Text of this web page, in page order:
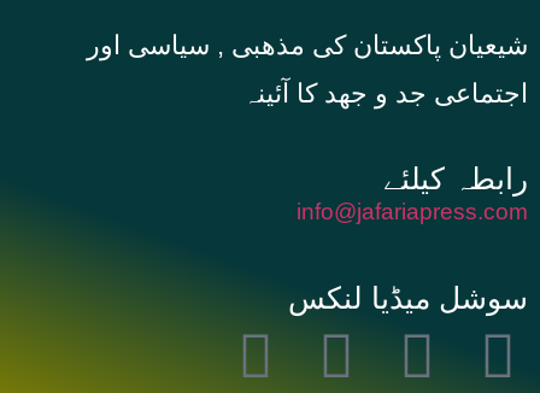
شیعیان پاکستان کی مذهبی , سیاسی اور
اجتماعی جد و جهد کا آئینہ
info@jafariapress.com​
سوشل میڈیا لنکس